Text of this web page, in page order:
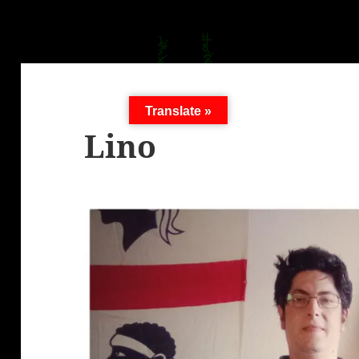
Lino
Translate »